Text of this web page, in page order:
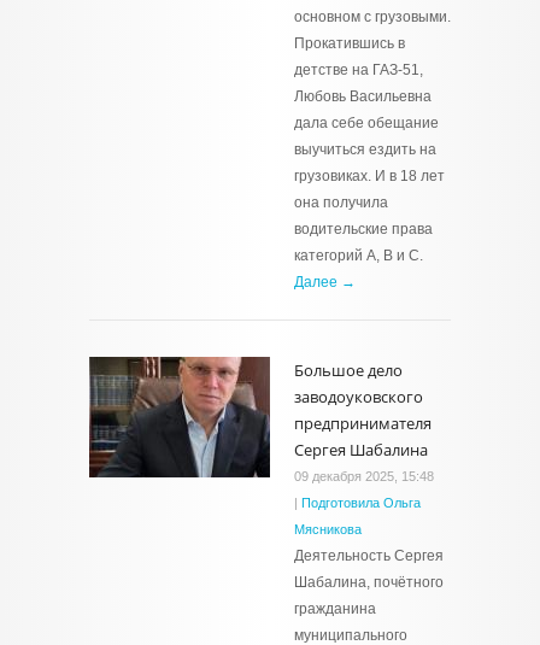
основном с грузовыми.
Прокатившись в
детстве на ГАЗ-51,
Любовь Васильевна
дала себе обещание
выучиться ездить на
грузовиках. И в 18 лет
она получила
водительские права
категорий А, В и С.
Далее →
Большое дело
заводоуковского
предпринимателя
Сергея Шабалина
09 декабря 2025, 15:48
| Подготовила Ольга
Мясникова
Деятельность Сергея
Шабалина, почётного
гражданина
муниципального